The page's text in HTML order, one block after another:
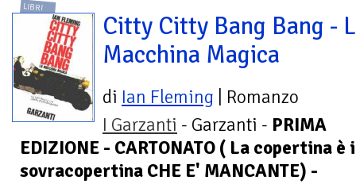
LIBRI
Citty Citty Bang Bang -
Macchina Magica
di Ian Fleming | Romanzo
I Garzanti - Garzanti - PRIMA
EDIZIONE - CARTONATO ( La copertina
sovracopertina CHE E' MANCANTE) -